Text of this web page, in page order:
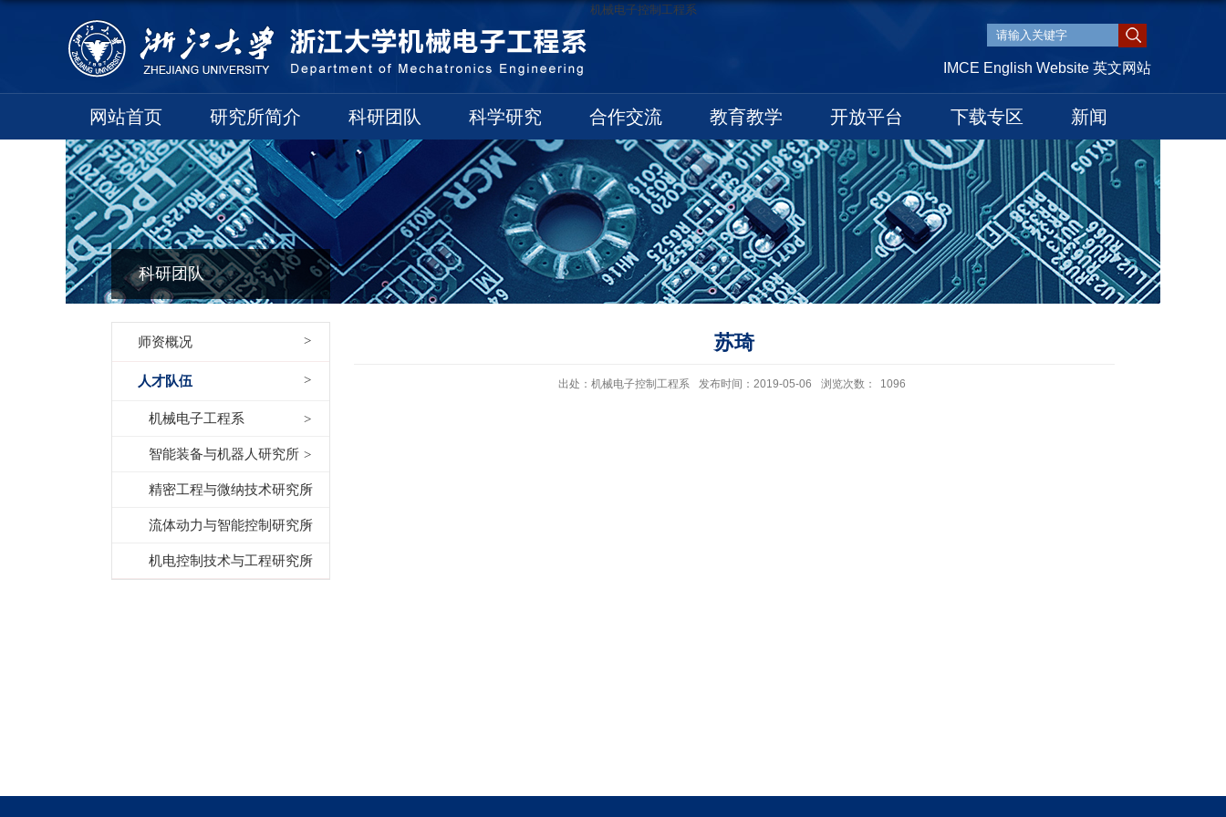
机械电子控制工程系
IMCE English Website 英文网站
网站首页 研究所简介 科研团队 科学研究 合作交流 教育教学 开放平台 下载专区 新闻
科研团队
师资概况
人才队伍
机械电子工程系
智能装备与机器人研究所
精密工程与微纳技术研究所
流体动力与智能控制研究所
机电控制技术与工程研究所
苏琦
出处：机械电子控制工程系 发布时间：2019-05-06 浏览次数： 1096